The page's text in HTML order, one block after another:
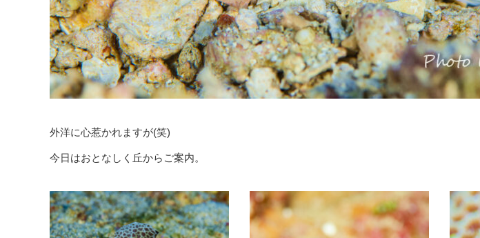
外洋に心惹かれますが(笑)
今日はおとなしく丘からご案内。